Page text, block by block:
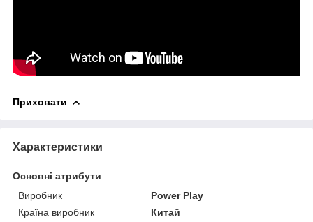
Приховати
Характеристики
Основні атрибути
Виробник
Power Play
Країна виробник
Китай